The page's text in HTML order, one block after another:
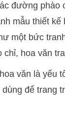
đường phào
mẫu thiết kế
một bức
hoa văn
văn là yếu
để trang